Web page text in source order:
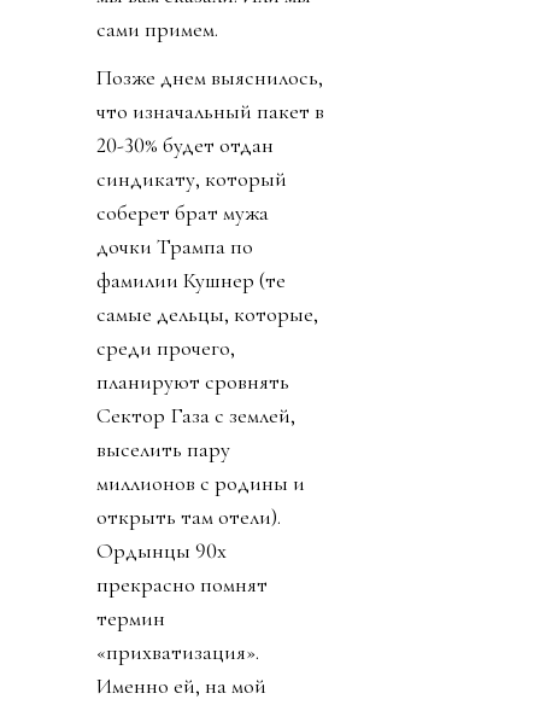
сами примем.
Позже днем выяснилось,
что изначальный пакет в
20-30% будет отдан
синдикату, который
соберет брат мужа
дочки Трампа по
фамилии Кушнер (те
самые дельцы, которые,
среди прочего,
планируют сровнять
Сектор Газа с землей,
выселить пару
миллионов с родины и
открыть там отели).
Ордынцы 90х
прекрасно помнят
термин
«прихватизация».
Именно ей, на мой